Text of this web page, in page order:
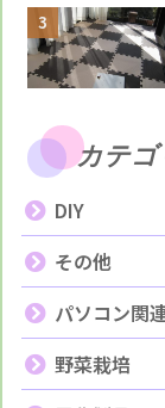
カテゴ
DIY
その他
パソコン関
野菜栽培